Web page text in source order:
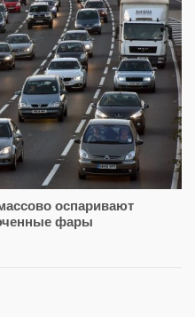
оспаривают
фары